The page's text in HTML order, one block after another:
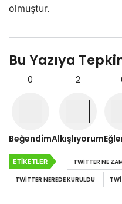
olmuştur.
Bu Yazıya
0
Beğendim
2
Alkışlıyorum
ETIKETLER TWITTER NE
TWITTER NEREDE KURULDU